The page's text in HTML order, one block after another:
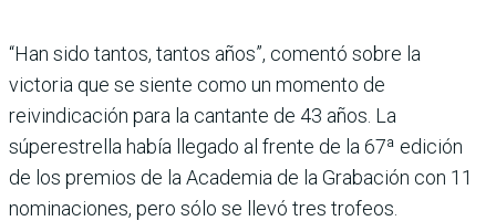
“Han sido tantos, tantos años”, comentó sobre la
victoria que se siente como un momento de
reivindicación para la cantante de 43 años. La
súperestrella había llegado al frente de la 67ª edición
de los premios de la Academia de la Grabación con 11
nominaciones, pero sólo se llevó tres trofeos.